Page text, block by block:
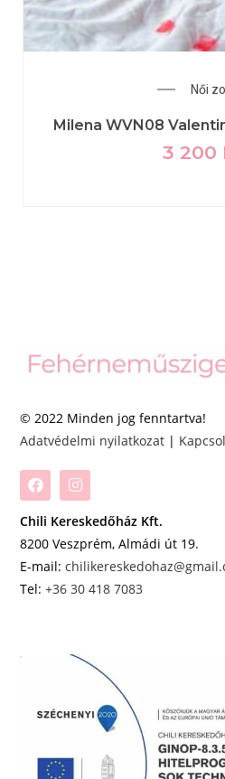
Női
Milena WVN08
3 200
© 2022 Minden jog fenntartva!
Adatvédelmi nyilatkozat |
Chili Kereskedőház Kft.
8200 Veszprém, Almádi út 19.
E-mail:
Tel:+36 30 418 7083